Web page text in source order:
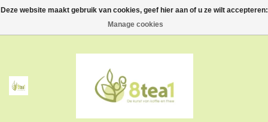
0 Artikelen - €--,--
Thee
Deze website maakt gebruik van cookies, geef hier aan of u ze wilt accepteren:
Manage cookies